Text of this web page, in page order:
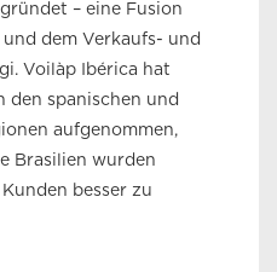
– eine Fusion
dem Verkaufs- und
Voilàp Ibérica hat
den spanischen und
aufgenommen,
Brasilien wurden
besser zu